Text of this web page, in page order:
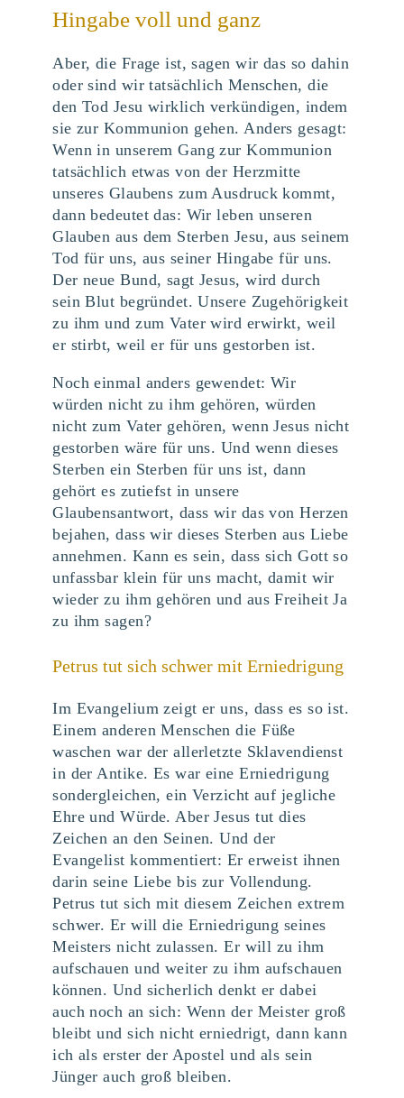
Hingabe voll und ganz
Aber, die Frage ist, sagen wir das so dahin
oder sind wir tatsächlich Menschen, die
den Tod Jesu wirklich verkündigen, indem
sie zur Kommunion gehen. Anders gesagt:
Wenn in unserem Gang zur Kommunion
tatsächlich etwas von der Herzmitte
unseres Glaubens zum Ausdruck kommt,
dann bedeutet das: Wir leben unseren
Glauben aus dem Sterben Jesu, aus seinem
Tod für uns, aus seiner Hingabe für uns.
Der neue Bund, sagt Jesus, wird durch
sein Blut begründet. Unsere Zugehörigkeit
zu ihm und zum Vater wird erwirkt, weil
er stirbt, weil er für uns gestorben ist.
Noch einmal anders gewendet: Wir
würden nicht zu ihm gehören, würden
nicht zum Vater gehören, wenn Jesus nicht
gestorben wäre für uns. Und wenn dieses
Sterben ein Sterben für uns ist, dann
gehört es zutiefst in unsere
Glaubensantwort, dass wir das von Herzen
bejahen, dass wir dieses Sterben aus Liebe
annehmen. Kann es sein, dass sich Gott so
unfassbar klein für uns macht, damit wir
wieder zu ihm gehören und aus Freiheit Ja
zu ihm sagen?
Petrus tut sich schwer mit Erniedrigung
Im Evangelium zeigt er uns, dass es so ist.
Einem anderen Menschen die Füße
waschen war der allerletzte Sklavendienst
in der Antike. Es war eine Erniedrigung
sondergleichen, ein Verzicht auf jegliche
Ehre und Würde. Aber Jesus tut dies
Zeichen an den Seinen. Und der
Evangelist kommentiert: Er erweist ihnen
darin seine Liebe bis zur Vollendung.
Petrus tut sich mit diesem Zeichen extrem
schwer. Er will die Erniedrigung seines
Meisters nicht zulassen. Er will zu ihm
aufschauen und weiter zu ihm aufschauen
können. Und sicherlich denkt er dabei
auch noch an sich: Wenn der Meister groß
bleibt und sich nicht erniedrigt, dann kann
ich als erster der Apostel und als sein
Jünger auch groß bleiben.